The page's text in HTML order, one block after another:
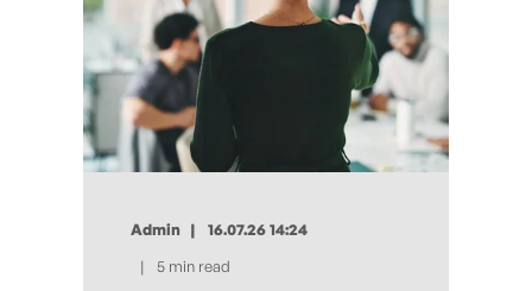
Admin
16.07.26 14:24
5 min read